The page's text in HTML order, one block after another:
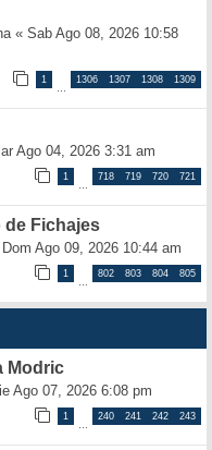
« Sab Ago 08, 2026 10:58
1
…
1306 1307 1308 1309
Ago 04, 2026 3:31 am
1
…
718 719 720 721
de Fichajes
Dom Ago 09, 2026 10:44 am
1
…
802 803 804 805
Modric
Ago 07, 2026 6:08 pm
1
…
240 241 242 243